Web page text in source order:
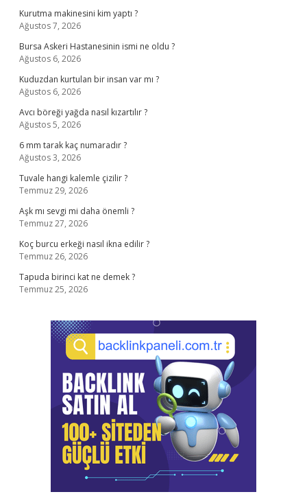
Kurutma makinesini kim yaptı ?
Ağustos 7, 2026
Bursa Askeri Hastanesinin ismi ne oldu ?
Ağustos 6, 2026
Kuduzdan kurtulan bir insan var mı ?
Ağustos 6, 2026
Avcı böreği yağda nasıl kızartılır ?
Ağustos 5, 2026
6 mm tarak kaç numaradır ?
Ağustos 3, 2026
Tuvale hangi kalemle çizilir ?
Temmuz 29, 2026
Aşk mı sevgi mi daha önemli ?
Temmuz 27, 2026
Koç burcu erkeği nasıl ikna edilir ?
Temmuz 26, 2026
Tapuda birinci kat ne demek ?
Temmuz 25, 2026